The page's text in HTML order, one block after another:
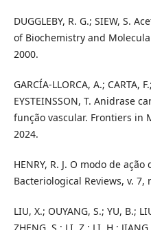
DUGGLEBY, R. G.; SIEW, S.
of Biochemistry and
2000.
GARCÍA-LLORCA, A.; CARTA,
EYSTEINSSON, T. Anidrase
função vascular. Frontiers in
2024.
HENRY, R. J. O modo de
Bacteriological Reviews, v. 7,
LIU, X.; OUYANG, S.; YU, B.;